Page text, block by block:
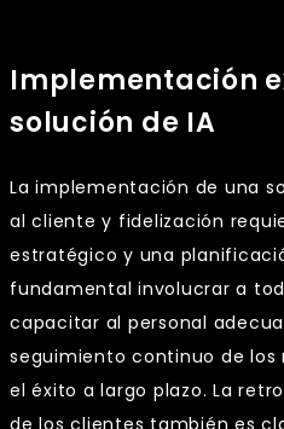
Implementación
solución de IA
La implementación de una
al cliente y fidelización
estratégico y una
fundamental involucrar a
capacitar al personal
seguimiento continuo de los
el éxito a largo plazo. La
de los clientes también es